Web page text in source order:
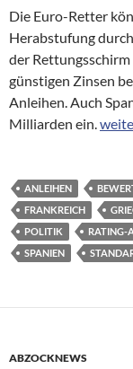
Die Euro-Retter
Herabstufung
der Rettungsschirm
günstigen Zinsen
Anleihen. Auch
Milliarden ein.
ANLEIHEN
FRANKREICH
POLITIK
RATING-
SPANIEN
ABZOCKNEWS